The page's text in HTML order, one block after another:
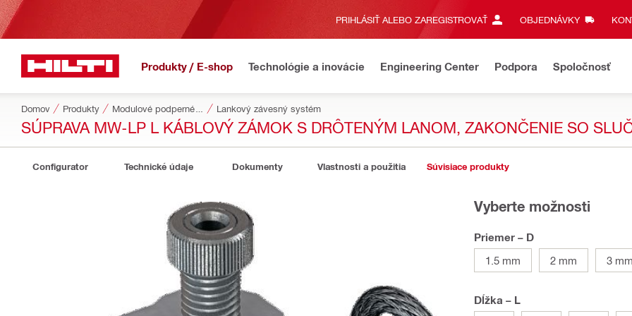
PRIHLÁSIŤ ALEBO ZAREGISTROVAŤ OBJEDNÁVKY
Produkty / E-shop Technológie a inovácie Engineering Center Podpora Spoločnosť
Domov Produkty Lankový závesný systém
SÚPRAVA MW-LP L KÁBLOVÝ ZÁMOK S DRÔTENÝM LANOM, ZAKONČENIE SO
Configurator Technické údaje Dokumenty Vlastnosti a použitia Súvisiace produkty
Vyberte možnosti
Priemer – D
1.5 mm
2 mm 3 mm
Dĺžka – L